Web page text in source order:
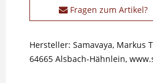
Fragen zum Artikel?
Hersteller: Samavaya, Markus
64665 Alsbach-Hähnlein,